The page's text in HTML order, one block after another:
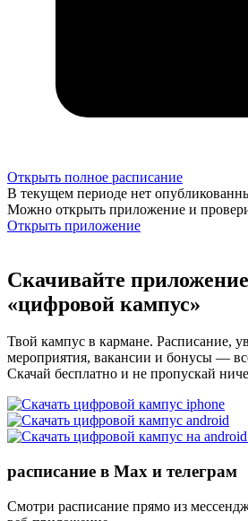
Открыть полное расписание
В текущем периоде нет
Можно открыть приложение и
Открыть приложение
Скачивайте приложение
«цифровой кампус»
Твой кампус в кармане. Расписание,
мероприятия, вакансии и бонусы —
Скачай бесплатно и не пропускай
расписание в Max и телеграм
Смотри расписание прямо из